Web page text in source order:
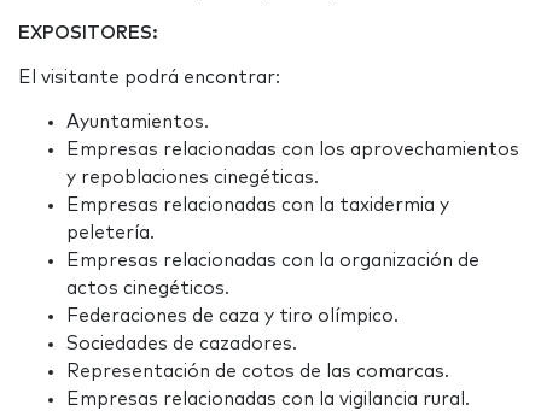
EXPOSITORES:
El visitante podrá encontrar:
Ayuntamientos.
Empresas relacionadas con los aprovechamientos
y repoblaciones cinegéticas.
Empresas relacionadas con la taxidermia y
peletería.
Empresas relacionadas con la organización de
actos cinegéticos.
Federaciones de caza y tiro olímpico.
Sociedades de cazadores.
Representación de cotos de las comarcas.
Empresas relacionadas con la vigilancia rural.